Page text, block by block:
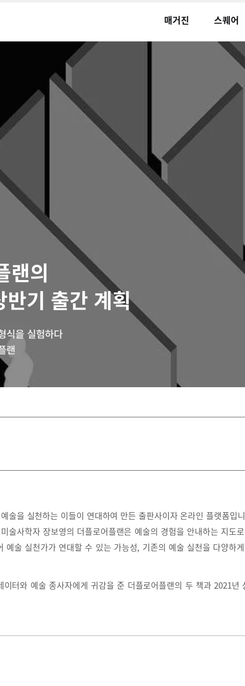
매거진 스퀘어
랜의
기 출간 계획
식을 실험하다
랜
술을 실천하는 이들이 연대하여 만든 출판사이자 온라인 플랫폼입
술사학자 장보영의 더플로어플랜은 예술의 경험을 안내하는 지도
예술 실천가가 연대할 수 있는 가능성, 기존의 예술 실천을 다양하
이터와 예술 종사자에게 귀감을 준 더플로어플랜의 두 책과 2021년